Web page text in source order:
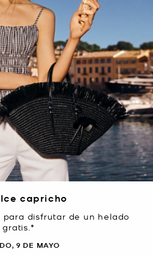
capricho
para disfrutar de un helado
gratis.*
9 DE MAYO